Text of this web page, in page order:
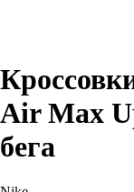
Air Max
бега